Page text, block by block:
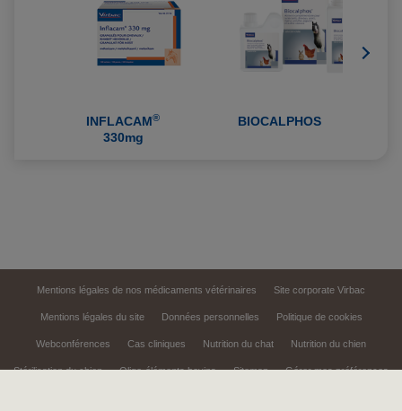
INFLACAM®
330mg
BIOCALPHOS
Mentions légales de nos médicaments vétérinaires Site corporate Virbac
Mentions légales du site Données personnelles Politique de cookies
Webconférences Cas cliniques Nutrition du chat Nutrition du chien
Stérilisation du chien Oligo-éléments bovins Sitemap Gérer mes préférences